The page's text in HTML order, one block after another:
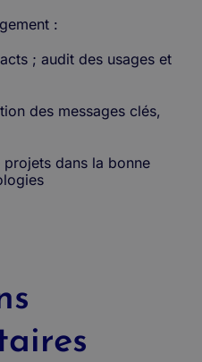
:
; audit des usages et
des messages clés,
dans la bonne